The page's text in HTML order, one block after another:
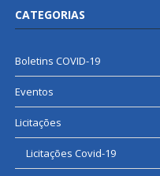
CATEGORIAS
Boletins COVID-19
Eventos
Licitações
Licitações Covid-19